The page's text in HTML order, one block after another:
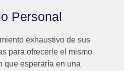
Personal
exhaustivo de sus
para ofrecerle el mismo
que esperaría en una